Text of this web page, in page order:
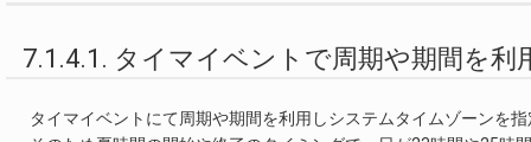
7.1.4.1. タイマイベントで周期や期間を
タイマイベントにて周期や期間を利用しシステムタイムゾーンを